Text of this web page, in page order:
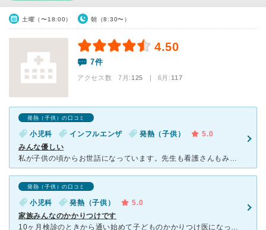
土曜（〜18:00） 朝（8:30〜）
4.50
7件
アクセス数 7月:125 | 6月:117
発熱（子供）の口コミ
小児科 インフルエンザ 発熱（子供）
5.0
みんな優しい
私が子供の頃からお世話になっています。先生も看護さんもみんな優しいです。一日に何人もの患者を診ているのに先生はとても親切丁寧に診てくれます。気になる事を聞いても的確に答えてくれてありがたいです。病児保
発熱（子供）の口コミ
小児科 発熱（子供）
5.0
家族みんなのかかりつけです
10ヶ月検診のときから通い始めて子どものかかりつけ医になってもらっています。とても気に入っています。 ・スタッフが良い 先生も看護師さんもあたたかく話しやすい雰囲気で、受付の方も派手ではなくき